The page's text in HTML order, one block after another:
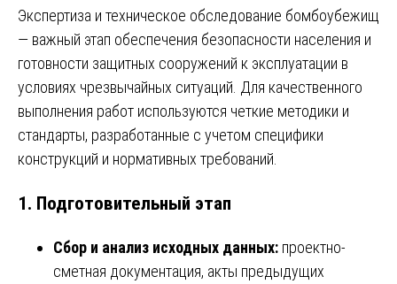
Экспертиза и техническое обследование бомбоубежищ
— важный этап обеспечения безопасности населения и
готовности защитных сооружений к эксплуатации в
условиях чрезвычайных ситуаций. Для качественного
выполнения работ используются четкие методики и
стандарты, разработанные с учетом специфики
конструкций и нормативных требований.
1. Подготовительный этап
Сбор и анализ исходных данных: проектно-
сметная документация, акты предыдущих